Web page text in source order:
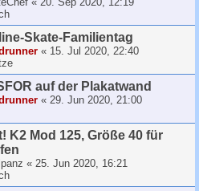
Skate-Familientag
« 15. Jul 2020, 22:40
auf der Plakatwand
« 29. Jun 2020, 21:00
K2 Mod 125, Größe 40 für
« 25. Jun 2020, 16:21